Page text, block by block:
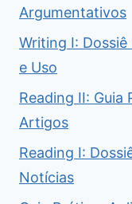
Argumentativos
Writing I:
e Uso
Reading II:
Artigos
Reading I:
Notícias